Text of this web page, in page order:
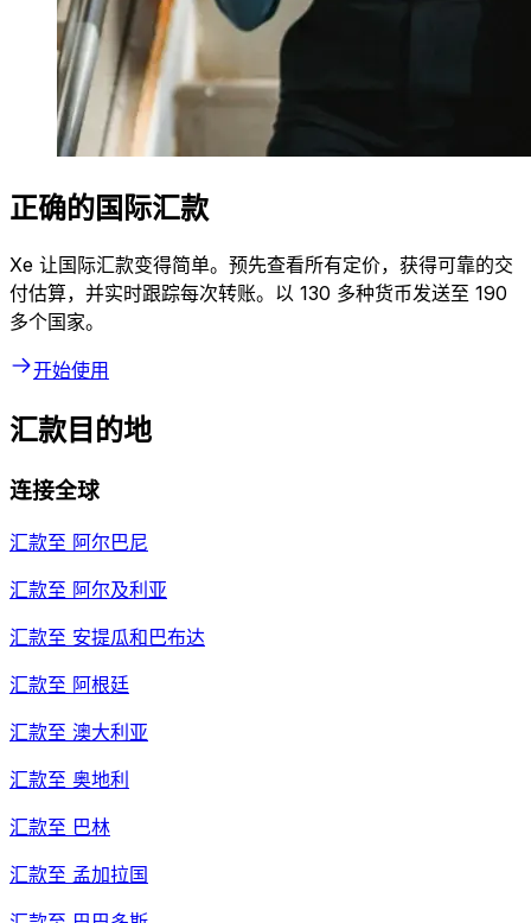
正确的国际汇款
Xe 让国际汇款变得简单。预先查看所有定价，获得可靠的交
付估算，并实时跟踪每次转账。以 130 多种货币发送至 190
多个国家。
开始使用
汇款目的地
连接全球
汇款至 阿尔巴尼
汇款至 阿尔及利亚
汇款至 安提瓜和巴布达
汇款至 阿根廷
汇款至 澳大利亚
汇款至 奥地利
汇款至 巴林
汇款至 孟加拉国